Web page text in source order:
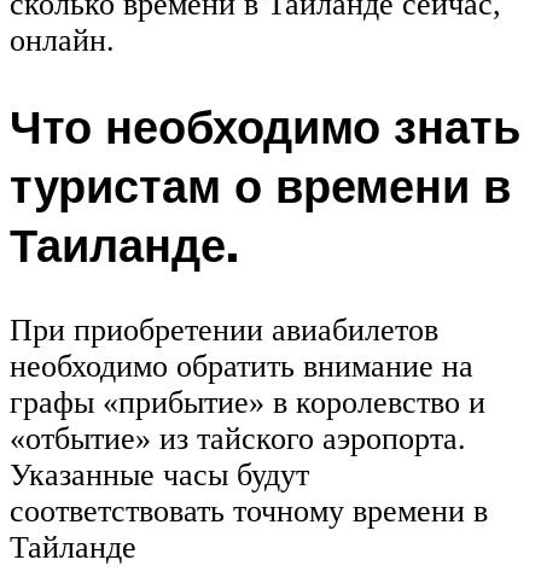
онлайн.
Что необходимо знать
туристам о времени в
Таиланде.
При приобретении авиабилетов
необходимо обратить внимание на
графы «прибытие» в королевство и
«отбытие» из тайского аэропорта.
Указанные часы будут
соответствовать точному времени в
Тайланде